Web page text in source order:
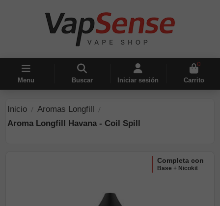
Menu Buscar Iniciar sesión
0
Carrito
Inicio
Aromas Longfill
Aroma Longfill Havana - Coil Spill
completa con
Base + Nicokit